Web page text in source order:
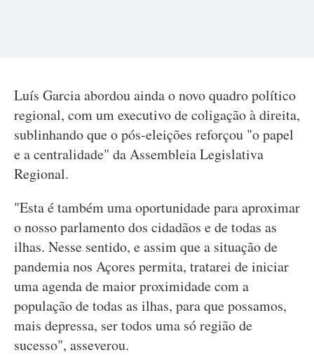
Luís Garcia abordou ainda o novo quadro político
regional, com um executivo de coligação à direita,
sublinhando que o pós-eleições reforçou "o papel
e a centralidade" da Assembleia Legislativa
Regional.
"Esta é também uma oportunidade para aproximar
o nosso parlamento dos cidadãos e de todas as
ilhas. Nesse sentido, e assim que a situação de
pandemia nos Açores permita, tratarei de iniciar
uma agenda de maior proximidade com a
população de todas as ilhas, para que possamos,
mais depressa, ser todos uma só região de
sucesso", asseverou.